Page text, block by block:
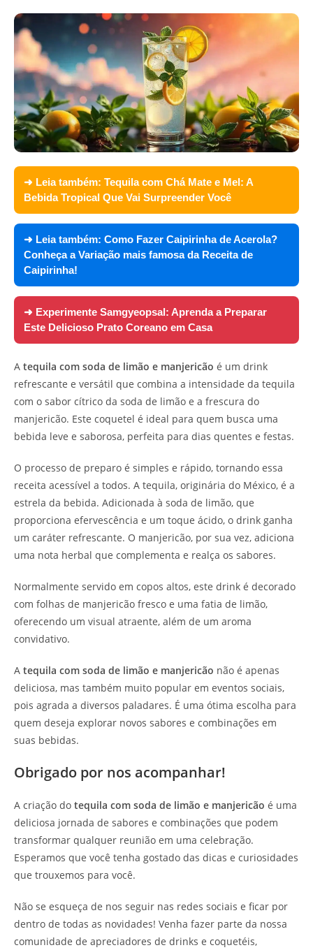
➜ Leia também: Tequila com Chá Mate e Mel: A
Bebida Tropical Que Vai Surpreender Você
➜ Leia também: Como Fazer Caipirinha de Acerola?
Conheça a Variação mais famosa da Receita de
Caipirinha!
➜ Experimente Samgyeopsal: Aprenda a Preparar
Este Delicioso Prato Coreano em Casa
A tequila com soda de limão e manjericão é um drink
refrescante e versátil que combina a intensidade da tequila
com o sabor cítrico da soda de limão e a frescura do
manjericão. Este coquetel é ideal para quem busca uma
bebida leve e saborosa, perfeita para dias quentes e festas.
O processo de preparo é simples e rápido, tornando essa
receita acessível a todos. A tequila, originária do México, é a
estrela da bebida. Adicionada à soda de limão, que
proporciona efervescência e um toque ácido, o drink ganha
um caráter refrescante. O manjericão, por sua vez, adiciona
uma nota herbal que complementa e realça os sabores.
Normalmente servido em copos altos, este drink é decorado
com folhas de manjericão fresco e uma fatia de limão,
oferecendo um visual atraente, além de um aroma
convidativo.
A tequila com soda de limão e manjericão não é apenas
deliciosa, mas também muito popular em eventos sociais,
pois agrada a diversos paladares. É uma ótima escolha para
quem deseja explorar novos sabores e combinações em
suas bebidas.
Obrigado por nos acompanhar!
A criação do tequila com soda de limão e manjericão é uma
deliciosa jornada de sabores e combinações que podem
transformar qualquer reunião em uma celebração.
Esperamos que você tenha gostado das dicas e curiosidades
que trouxemos para você.
Não se esqueça de nos seguir nas redes sociais e ficar por
dentro de todas as novidades! Venha fazer parte da nossa
comunidade de apreciadores de drinks e coquetéis,